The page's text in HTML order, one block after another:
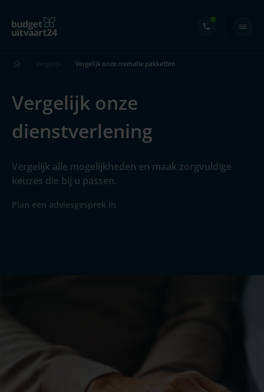
Vergelijk Vergelijk onze crematie pakketten
Vergelijk onze
dienstverlening
Vergelijk alle mogelijkheden en maak zorgvuldige
keuzes die bij u passen.
Plan een adviesgesprek in